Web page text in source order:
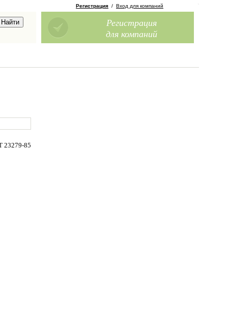
Регистрация / Вход для компаний
Регистрация
для компаний
23279-85